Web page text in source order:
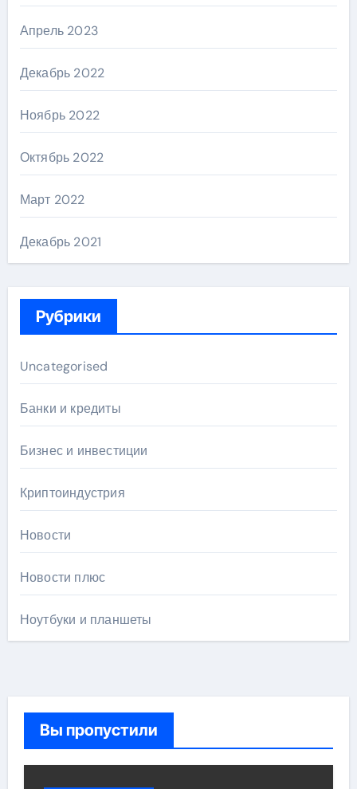
Апрель 2023
Декабрь 2022
Ноябрь 2022
Октябрь 2022
Март 2022
Декабрь 2021
Рубрики
Uncategorised
Банки и кредиты
Бизнес и инвестиции
Криптоиндустрия
Новости
Новости плюс
Ноутбуки и планшеты
Вы пропустили